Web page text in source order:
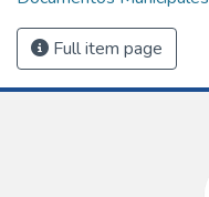
Full item page